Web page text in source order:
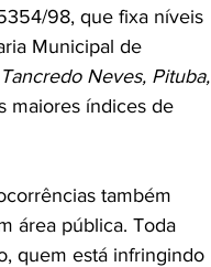
98, que fixa níveis
Municipal de
Tancredo Neves, Pituba,
maiores índices de
também
área pública. Toda
quem está infringindo